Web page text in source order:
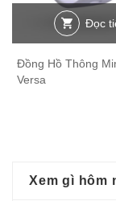
Đọc
Đồng Hồ Thông
Versa
Xem gì hôm